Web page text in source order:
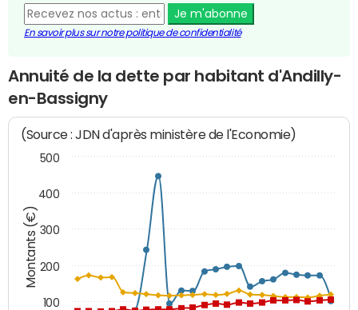
Je m'abonne
En savoir plus sur notre politique de confidentialité
Annuité de la dette par habitant d'Andilly-
en-Bassigny
Montants (€)
(Source : JDN d'après ministère de l'Economie)
100
200
300
400
500